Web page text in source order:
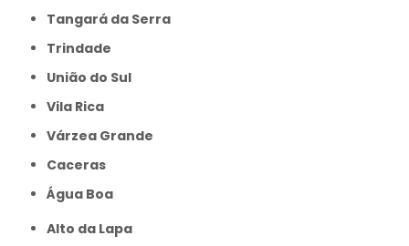
Tangará da Serra
Trindade
União do Sul
Vila Rica
Várzea Grande
caceras
Água Boa
Alto da Lapa